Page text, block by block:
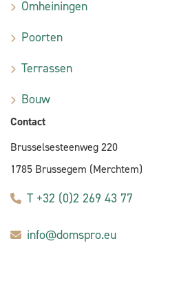
Omheiningen
Poorten
Terrassen
Bouw
Contact
Brusselsesteenweg 220
1785 Brussegem (Merchtem)
T +32 (0)2 269 43 77
info@domspro.eu